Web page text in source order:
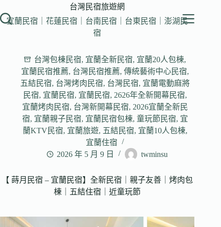
至
台灣民宿旅遊網
宜蘭民宿｜花蓮民宿｜台南民宿｜台東民宿｜澎湖民
宿
台灣包棟民宿, 宜蘭全新民宿, 宜蘭20人包棟,
宜蘭民宿推薦, 台灣民宿推薦, 傳統藝術中心民宿,
五結民宿, 台灣烤肉民宿, 台灣民宿, 宜蘭電動麻將
民宿, 宜蘭民宿, 宜蘭民宿, 2626年全新開幕民宿,
宜蘭烤肉民宿, 台灣新開幕民宿, 2026宜蘭全新民
宿, 宜蘭親子民宿, 宜蘭民宿包棟, 童玩節民宿, 宜
蘭KTV民宿, 宜蘭旅遊, 五結民宿, 宜蘭10人包棟,
宜蘭住宿
2026 年 5 月 9 日
twminsu
【 蒔月民宿 – 宜蘭民宿】全新民宿｜親子友善｜烤肉包
棟｜五結住宿｜近童玩節